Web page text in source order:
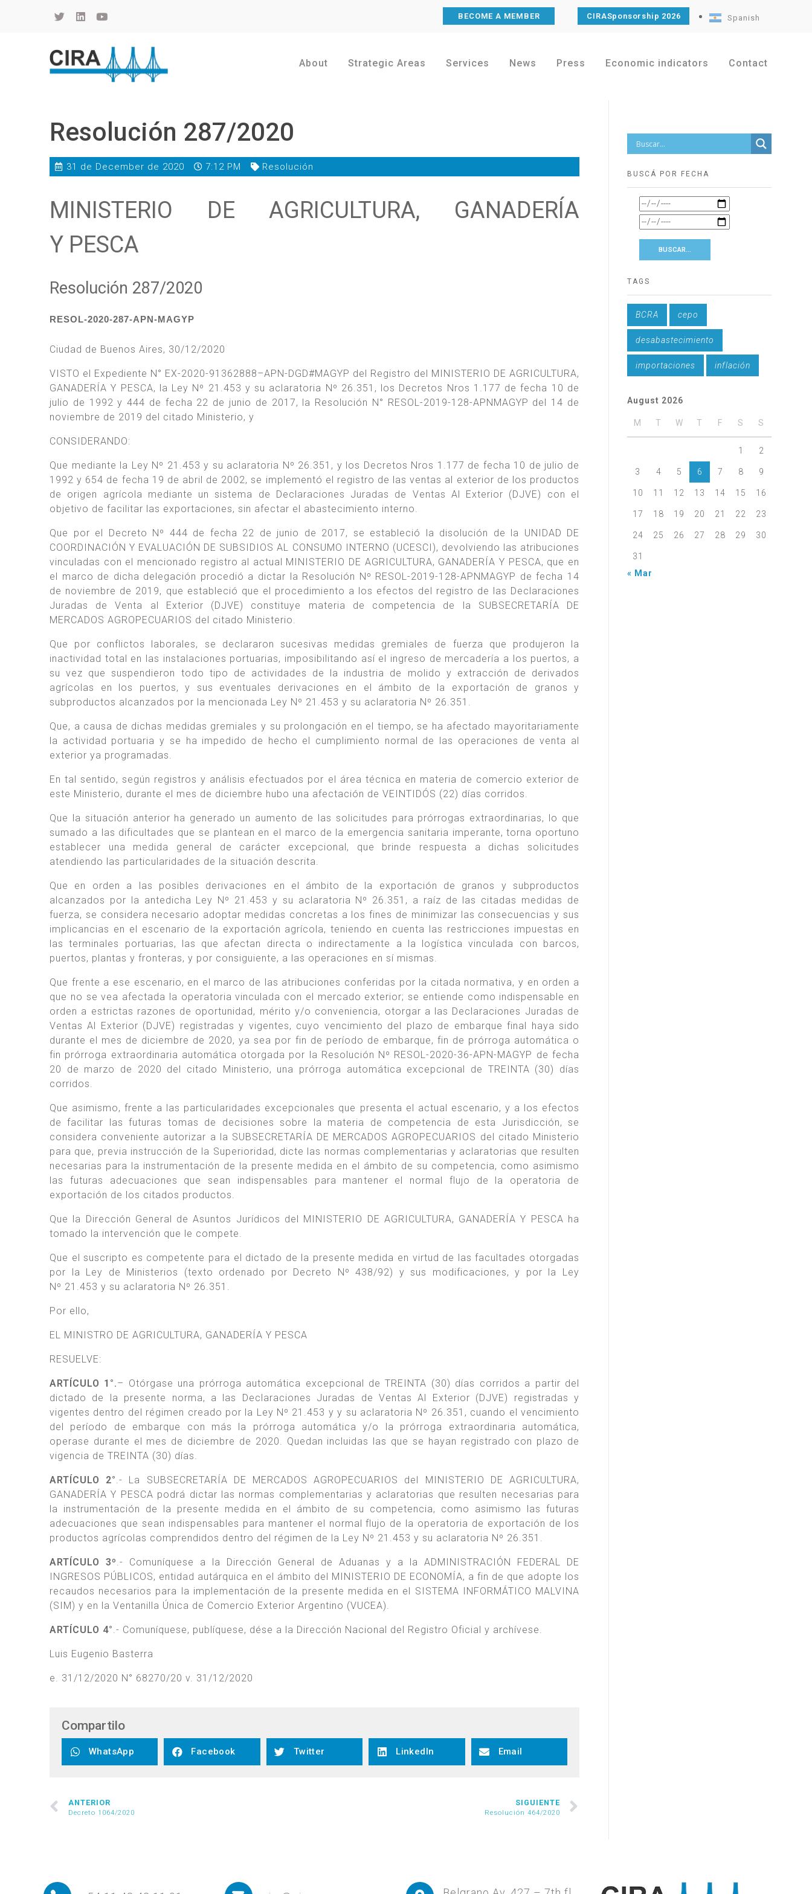
BECOME A MEMBER CIRASponsorship 2026 Spanish
About Strategic Areas Services News Press Economic indicators Contact
Resolución 287/2020
31 de December de 2020 7:12 PM Resolución
MINISTERIO DE AGRICULTURA, GANADERÍA
Y PESCA
Resolución 287/2020
RESOL-2020-287-APN-MAGYP
Ciudad de Buenos Aires, 30/12/2020
VISTO el Expediente N° EX-2020-91362888–APN-DGD#MAGYP del Registro del MINISTERIO DE AGRICULTURA,
GANADERÍA Y PESCA, la Ley Nº 21.453 y su aclaratoria Nº 26.351, los Decretos Nros 1.177 de fecha 10 de
julio de 1992 y 444 de fecha 22 de junio de 2017, la Resolución N° RESOL-2019-128-APNMAGYP del 14 de
noviembre de 2019 del citado Ministerio, y
CONSIDERANDO:
Que mediante la Ley Nº 21.453 y su aclaratoria Nº 26.351, y los Decretos Nros 1.177 de fecha 10 de julio de
1992 y 654 de fecha 19 de abril de 2002, se implementó el registro de las ventas al exterior de los productos
de origen agrícola mediante un sistema de Declaraciones Juradas de Ventas Al Exterior (DJVE) con el
objetivo de facilitar las exportaciones, sin afectar el abastecimiento interno.
Que por el Decreto Nº 444 de fecha 22 de junio de 2017, se estableció la disolución de la UNIDAD DE
COORDINACIÓN Y EVALUACIÓN DE SUBSIDIOS AL CONSUMO INTERNO (UCESCI), devolviendo las atribuciones
vinculadas con el mencionado registro al actual MINISTERIO DE AGRICULTURA, GANADERÍA Y PESCA, que en
el marco de dicha delegación procedió a dictar la Resolución Nº RESOL-2019-128-APNMAGYP de fecha 14
de noviembre de 2019, que estableció que el procedimiento a los efectos del registro de las Declaraciones
Juradas de Venta al Exterior (DJVE) constituye materia de competencia de la SUBSECRETARÍA DE
MERCADOS AGROPECUARIOS del citado Ministerio.
Que por conflictos laborales, se declararon sucesivas medidas gremiales de fuerza que produjeron la
inactividad total en las instalaciones portuarias, imposibilitando así el ingreso de mercadería a los puertos, a
su vez que suspendieron todo tipo de actividades de la industria de molido y extracción de derivados
agrícolas en los puertos, y sus eventuales derivaciones en el ámbito de la exportación de granos y
subproductos alcanzados por la mencionada Ley Nº 21.453 y su aclaratoria Nº 26.351.
Que, a causa de dichas medidas gremiales y su prolongación en el tiempo, se ha afectado mayoritariamente
la actividad portuaria y se ha impedido de hecho el cumplimiento normal de las operaciones de venta al
exterior ya programadas.
En tal sentido, según registros y análisis efectuados por el área técnica en materia de comercio exterior de
este Ministerio, durante el mes de diciembre hubo una afectación de VEINTIDÓS (22) días corridos.
Que la situación anterior ha generado un aumento de las solicitudes para prórrogas extraordinarias, lo que
sumado a las dificultades que se plantean en el marco de la emergencia sanitaria imperante, torna oportuno
establecer una medida general de carácter excepcional, que brinde respuesta a dichas solicitudes
atendiendo las particularidades de la situación descrita.
Que en orden a las posibles derivaciones en el ámbito de la exportación de granos y subproductos
alcanzados por la antedicha Ley Nº 21.453 y su aclaratoria Nº 26.351, a raíz de las citadas medidas de
fuerza, se considera necesario adoptar medidas concretas a los fines de minimizar las consecuencias y sus
implicancias en el escenario de la exportación agrícola, teniendo en cuenta las restricciones impuestas en
las terminales portuarias, las que afectan directa o indirectamente a la logística vinculada con barcos,
puertos, plantas y fronteras, y por consiguiente, a las operaciones en sí mismas.
Que frente a ese escenario, en el marco de las atribuciones conferidas por la citada normativa, y en orden a
que no se vea afectada la operatoria vinculada con el mercado exterior; se entiende como indispensable en
orden a estrictas razones de oportunidad, mérito y/o conveniencia, otorgar a las Declaraciones Juradas de
Ventas Al Exterior (DJVE) registradas y vigentes, cuyo vencimiento del plazo de embarque final haya sido
durante el mes de diciembre de 2020, ya sea por fin de período de embarque, fin de prórroga automática o
fin prórroga extraordinaria automática otorgada por la Resolución Nº RESOL-2020-36-APN-MAGYP de fecha
20 de marzo de 2020 del citado Ministerio, una prórroga automática excepcional de TREINTA (30) días
corridos.
Que asimismo, frente a las particularidades excepcionales que presenta el actual escenario, y a los efectos
de facilitar las futuras tomas de decisiones sobre la materia de competencia de esta Jurisdicción, se
considera conveniente autorizar a la SUBSECRETARÍA DE MERCADOS AGROPECUARIOS del citado Ministerio
para que, previa instrucción de la Superioridad, dicte las normas complementarias y aclaratorias que resulten
necesarias para la instrumentación de la presente medida en el ámbito de su competencia, como asimismo
las futuras adecuaciones que sean indispensables para mantener el normal flujo de la operatoria de
exportación de los citados productos.
Que la Dirección General de Asuntos Jurídicos del MINISTERIO DE AGRICULTURA, GANADERÍA Y PESCA ha
tomado la intervención que le compete.
Que el suscripto es competente para el dictado de la presente medida en virtud de las facultades otorgadas
por la Ley de Ministerios (texto ordenado por Decreto Nº 438/92) y sus modificaciones, y por la Ley
Nº 21.453 y su aclaratoria Nº 26.351.
Por ello,
EL MINISTRO DE AGRICULTURA, GANADERÍA Y PESCA
RESUELVE:
ARTÍCULO 1°.– Otórgase una prórroga automática excepcional de TREINTA (30) días corridos a partir del
dictado de la presente norma, a las Declaraciones Juradas de Ventas Al Exterior (DJVE) registradas y
vigentes dentro del régimen creado por la Ley Nº 21.453 y y su aclaratoria Nº 26.351, cuando el vencimiento
del período de embarque con más la prórroga automática y/o la prórroga extraordinaria automática,
operase durante el mes de diciembre de 2020. Quedan incluidas las que se hayan registrado con plazo de
vigencia de TREINTA (30) días.
ARTÍCULO 2° .- La SUBSECRETARÍA DE MERCADOS AGROPECUARIOS del MINISTERIO DE AGRICULTURA,
GANADERÍA Y PESCA podrá dictar las normas complementarias y aclaratorias que resulten necesarias para
la instrumentación de la presente medida en el ámbito de su competencia, como asimismo las futuras
adecuaciones que sean indispensables para mantener el normal flujo de la operatoria de exportación de los
productos agrícolas comprendidos dentro del régimen de la Ley Nº 21.453 y su aclaratoria Nº 26.351.
ARTÍCULO 3º .- Comuníquese a la Dirección General de Aduanas y a la ADMINISTRACIÓN FEDERAL DE
INGRESOS PÚBLICOS, entidad autárquica en el ámbito del MINISTERIO DE ECONOMÍA, a fin de que adopte los
recaudos necesarios para la implementación de la presente medida en el SISTEMA INFORMÁTICO MALVINA
(SIM) y en la Ventanilla Única de Comercio Exterior Argentino (VUCEA).
ARTÍCULO 4° .- Comuníquese, publíquese, dése a la Dirección Nacional del Registro Oficial y archívese.
Luis Eugenio Basterra
e. 31/12/2020 N° 68270/20 v. 31/12/2020
Compartilo
WhatsApp Facebook Twitter LinkedIn Email
ANTERIOR
Decreto 1064/2020
SIGUIENTE
Resolución 464/2020
BUSCÁ POR FECHA
TAGS
BCRA cepo
desabastecimiento
importaciones inflación
August 2026
M T W T F S S
1 2
3 4 5 6 7 8 9
10 11 12 13 14 15 16
17 18 19 20 21 22 23
24 25 26 27 28 29 30
31
« Mar